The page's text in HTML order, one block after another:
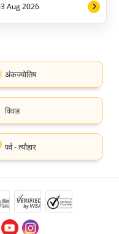
Aug 2026
अंकज्योतिष
विवाह
पर्व - त्यौहार